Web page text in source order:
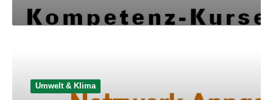
Umwelt & Klima